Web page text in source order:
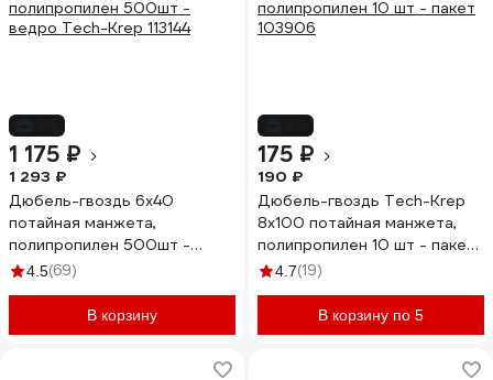
1 175 ₽
1 293 ₽
Дюбель-гвоздь 6х40
потайная манжета,
полипропилен 500шт -
ведро Tech-Krep 113144
4.5(69)
В корзину
175 ₽
190 ₽
Дюбель-гвоздь Tech-Krep
8х100 потайная манжета,
полипропилен 10 шт - пакет
103906
4.7(19)
В корзину по 5